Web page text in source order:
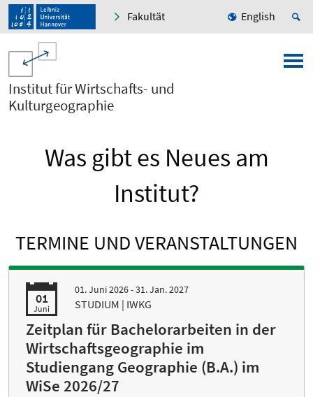
Fakultät English
Institut für Wirtschafts- und
Kulturgeographie
Was gibt es Neues am
Institut?
TERMINE UND VERANSTALTUNGEN
01
Juni
01. Juni 2026 - 31. Jan. 2027
STUDIUM | IWKG
Zeitplan für Bachelorarbeiten in der
Wirtschaftsgeographie im
Studiengang Geographie (B.A.) im
WiSe 2026/27